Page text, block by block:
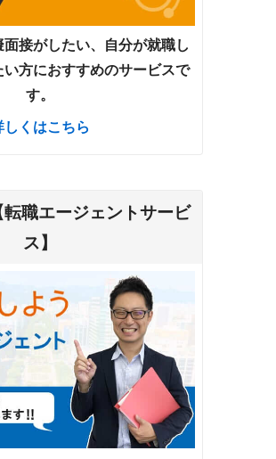
接がしたい、自分が就職し
い方におすすめのサービスで
す。
しくはこちら
職エージェントサービ
ス】